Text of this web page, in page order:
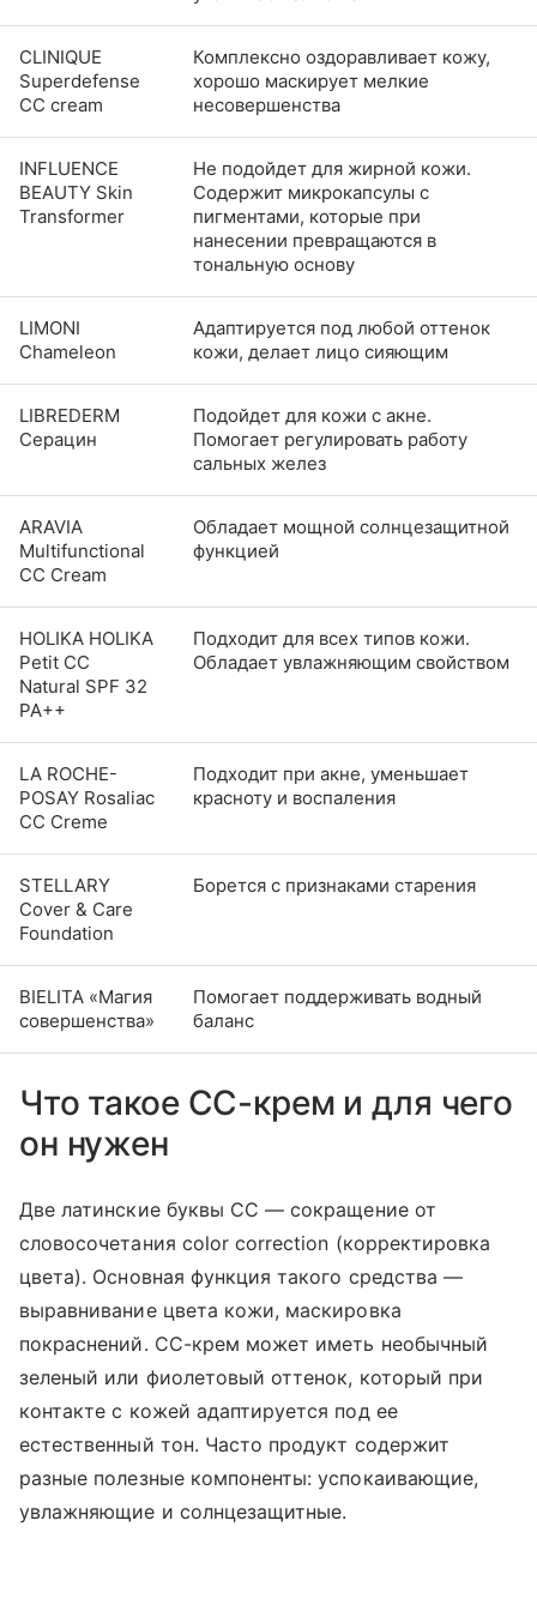
CLINIQUE
Superdefense
CC cream
Комплексно оздоравливает кожу,
хорошо маскирует мелкие
несовершенства
INFLUENCE
BEAUTY Skin
Transformer
Не подойдет для жирной кожи.
Содержит микрокапсулы с
пигментами, которые при
нанесении превращаются в
тональную основу
LIMONI
Chameleon
Адаптируется под любой оттенок
кожи, делает лицо сияющим
LIBREDERM
Серацин
Подойдет для кожи с акне.
Помогает регулировать работу
сальных желез
ARAVIA
Multifunctional
CC Cream
Обладает мощной солнцезащитной
функцией
HOLIKA HOLIKA
Petit CC
Natural SPF 32
PA++
Подходит для всех типов кожи.
Обладает увлажняющим свойством
LA ROCHE-
POSAY Rosaliac
CC Creme
Подходит при акне, уменьшает
красноту и воспаления
STELLARY
Cover & Care
Foundation
Борется с признаками старения
BIELITA «Магия
совершенства»
Помогает поддерживать водный
баланс
Что такое CC-крем и для чего
он нужен
Две латинские буквы CC — сокращение от
словосочетания color correction (корректировка
цвета). Основная функция такого средства —
выравнивание цвета кожи, маскировка
покраснений. CC-крем может иметь необычный
зеленый или фиолетовый оттенок, который при
контакте с кожей адаптируется под ее
естественный тон. Часто продукт содержит
разные полезные компоненты: успокаивающие,
увлажняющие и солнцезащитные.